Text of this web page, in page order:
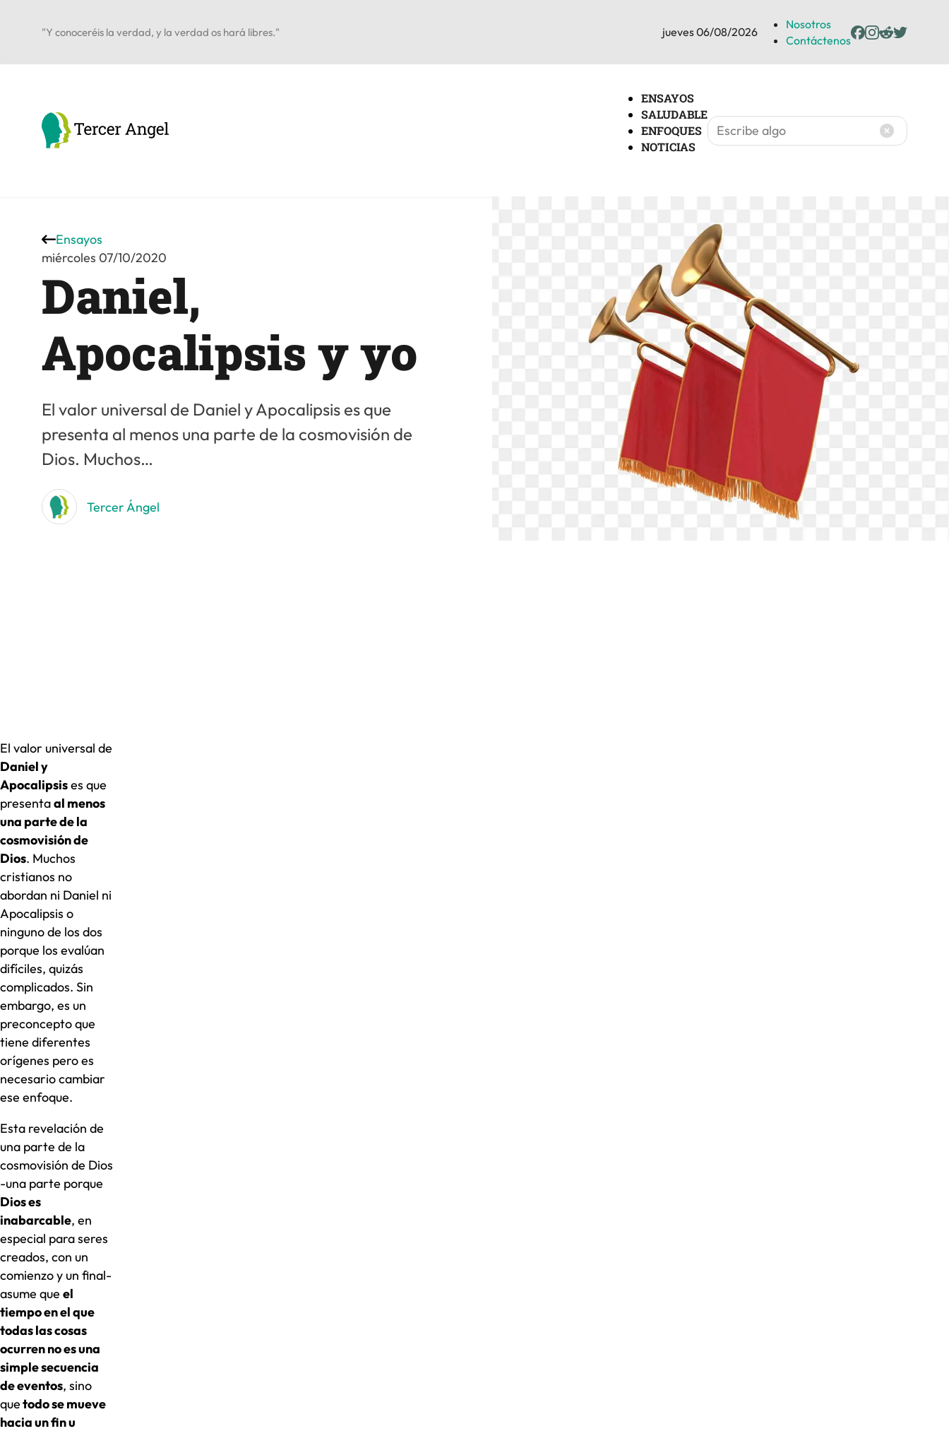
"Y conoceréis la verdad, y la verdad os hará libres." jueves 06/08/2026
Nosotros
Contáctenos
ENSAYOS
SALUDABLE
ENFOQUES
NOTICIAS
Daniel,
Apocalipsis y yo
Ensayos
miércoles 07/10/2020
El valor universal de Daniel y Apocalipsis es que
presenta al menos una parte de la cosmovisión de
Dios. Muchos…
Tercer Ángel
El valor universal de
Daniel y
Apocalipsises que
presentaal menos
una parte de la
cosmovisión de
Dios. Muchos
cristianos no
abordan ni Daniel ni
Apocalipsis o
ninguno de los dos
porque los evalúan
difíciles, quizás
complicados. Sin
embargo, es un
preconcepto que
tiene diferentes
orígenes pero es
necesario cambiar
ese enfoque.
Esta revelación de
una parte de la
cosmovisión de Dios
-una parte porque
Dios es
inabarcable, en
especial para seres
creados, con un
comienzo y un final-
asume que el
tiempo en el que
todas las cosas
ocurren no es una
simple secuencia
de eventos, sino
quetodo se mueve
hacia un fin u